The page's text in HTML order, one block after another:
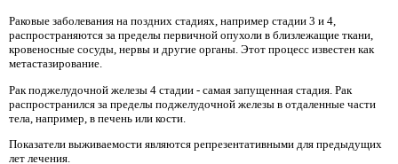
Раковые заболевания на поздних стадиях, например стадии 3 и 4,
распространяются за пределы первичной опухоли в близлежащие ткани,
кровеносные сосуды, нервы и другие органы. Этот процесс известен как
метастазирование.
Рак поджелудочной железы 4 стадии - самая запущенная стадия. Рак
распространился за пределы поджелудочной железы в отдаленные части
тела, например, в печень или кости.
Показатели выживаемости являются репрезентативными для предыдущих
лет лечения.